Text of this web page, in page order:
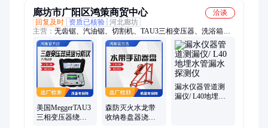
廊坊市广阳区鸿策商贸中心
洽谈
回复及时
资质已核验 河北廊坊
主营： 无齿锯、汽油锯、切割机、TAU3三相变压器、洗浴箱、
充气帐篷、救生口粮、皮划艇灯、电喷油锯、洗漱用品、切割工
具、野战厕所、黑色防寒服、单人折叠床、汽油伐木锯、指环切
割器、风力灭火机、空气呼吸器、煤柴取暖炉、声呐探测仪、防
爆手电筒、灌溉抽水泵、户外指挥桌、生命探测仪、家庭应急
包、手提收纳包
美国MeggerTAU3
三相变压器绕组
森防灭火水龙带
收纳卷盘器浇地
漏水仪器管道测
漏仪/ L40地埋水